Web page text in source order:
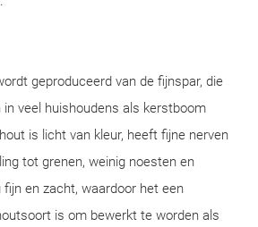
geproduceerd van de fijnspar, die
veel huishoudens als kerstboom
is licht van kleur, heeft fijne nerven
tot grenen, weinig noesten en
en zacht, waardoor het een
is om bewerkt te worden als